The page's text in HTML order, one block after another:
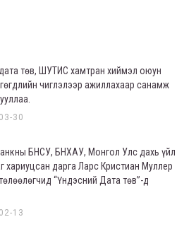
төв, ШУТИС хамтран хиймэл оюун
чиглэлээр ажиллахаар санамж
30
БНСУ, БНХАУ, Монгол Улс дахь үйл
хариуцсан дарга Ларс Кристиан Муллер
“Үндэсний Дата төв”-д
13